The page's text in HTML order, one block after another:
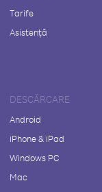
Tarife
Asistență
DESCĂRCARE
Android
iPhone & iPad
Windows PC
Mac